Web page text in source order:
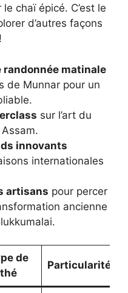
chaï épicé. C’est le
d’autres façons
randonnée matinale
de Munnar pour un
sur l’art du
innovants
internationales
artisans pour percer
ancienne
de
thé
Particularité